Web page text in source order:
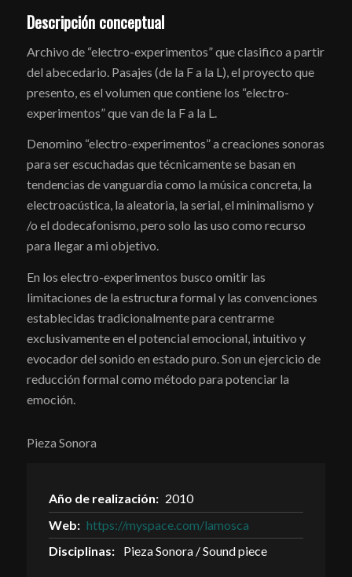
Descripción conceptual
Archivo de “electro-experimentos” que clasifico a partir
del abecedario. Pasajes (de la F a la L), el proyecto que
presento, es el volumen que contiene los “electro-
experimentos” que van de la F a la L.
Denomino “electro-experimentos” a creaciones sonoras
para ser escuchadas que técnicamente se basan en
tendencias de vanguardia como la música concreta, la
electroacústica, la aleatoria, la serial, el minimalismo y
/o el dodecafonismo, pero solo las uso como recurso
para llegar a mi objetivo.
En los electro-experimentos busco omitir las
limitaciones de la estructura formal y las convenciones
establecidas tradicionalmente para centrarme
exclusivamente en el potencial emocional, intuitivo y
evocador del sonido en estado puro. Son un ejercicio de
reducción formal como método para potenciar la
emoción.
Pieza Sonora
Año de realización: 2010
Web: https://myspace.com/lamosca
Disciplinas:
Pieza Sonora / Sound piece